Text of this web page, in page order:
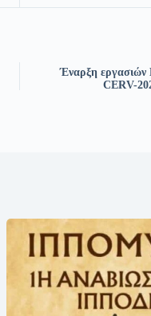
Έναρξη
CERV-